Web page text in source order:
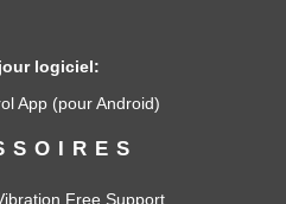
logiciel:
App (pour Android)
Free Support